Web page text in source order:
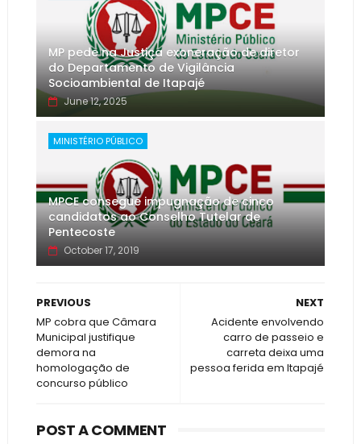
MP pede na Justiça exoneração de diretor
do Departamento de Vigilância
Socioambiental de Itapajé
June 12, 2025
MINISTÉRIO PÚBLICO
MPCE consegue impugnação de cinco
candidatos ao Conselho Tutelar de
Pentecoste
October 17, 2019
NEXT
Acidente envolvendo
carro de passeio e
carreta deixa uma
pessoa ferida em Itapajé
PREVIOUS
MP cobra que Câmara
Municipal justifique
demora na
homologação de
concurso público
POST A COMMENT